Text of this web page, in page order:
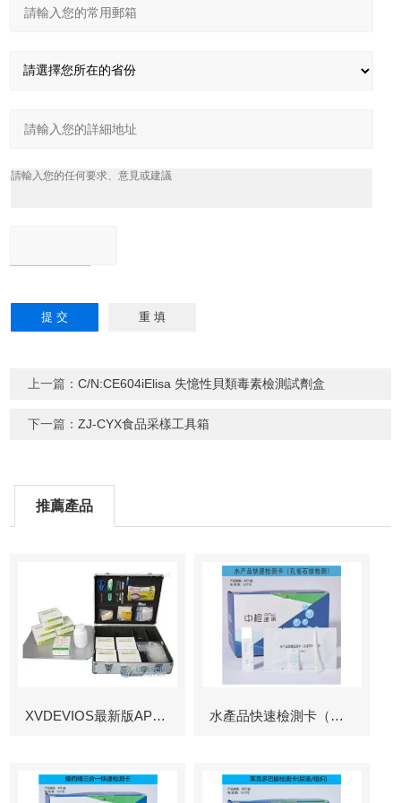
上一篇：C/N:CE604iElisa 失憶性貝類毒素檢測試劑盒
下一篇：ZJ-CYX食品采樣工具箱
推薦產品
XVDEVIOS最新版APP下载 水產品快速檢測卡（孔雀石綠檢測）